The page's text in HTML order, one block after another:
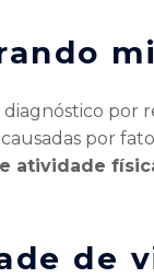
diagnóstico por
por
atividade
de